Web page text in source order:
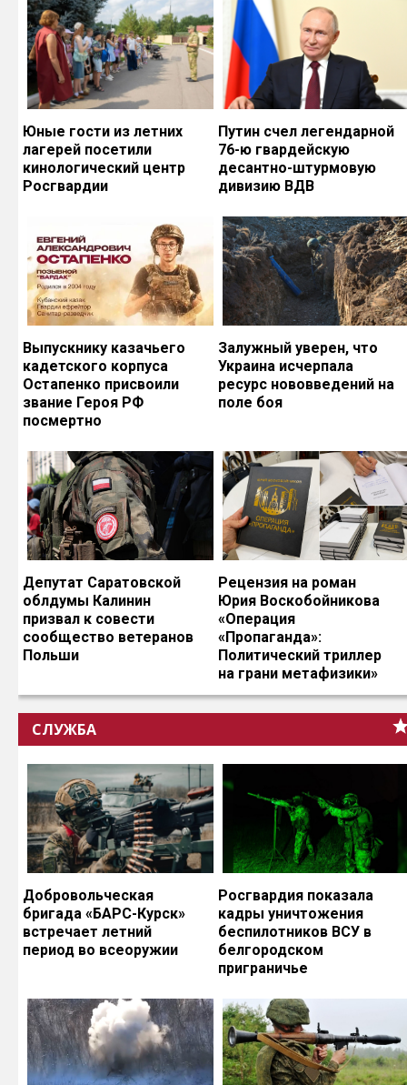
Юные гости из летних
лагерей посетили
кинологический центр
Росгвардии
Путин счел легендарной
76-ю гвардейскую
десантно-штурмовую
дивизию ВДВ
Выпускнику казачьего
кадетского корпуса
Остапенко присвоили
звание Героя РФ
посмертно
Залужный уверен, что
Украина исчерпала
ресурс нововведений на
поле боя
Депутат Саратовской
облдумы Калинин
призвал к совести
сообщество ветеранов
Польши
Рецензия на роман
Юрия Воскобойникова
«Операция
«Пропаганда»:
Политический триллер
на грани метафизики»
СЛУЖБА
Добровольческая
бригада «БАРС-Курск»
встречает летний
период во всеоружии
Росгвардия показала
кадры уничтожения
беспилотников ВСУ в
белгородском
приграничье